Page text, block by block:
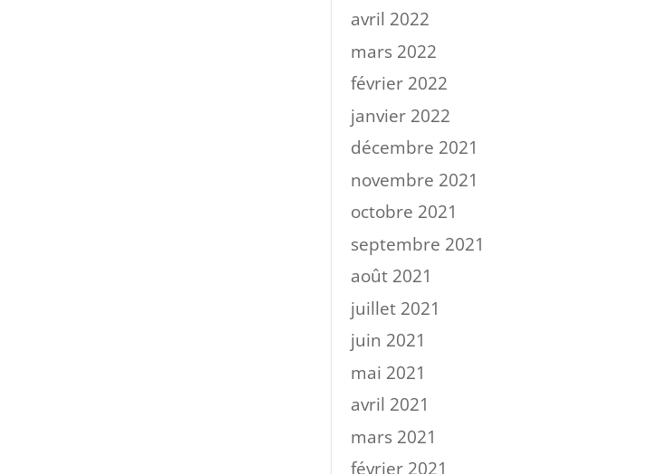
avril 2022
mars 2022
février 2022
janvier 2022
décembre 2021
novembre 2021
octobre 2021
septembre 2021
août 2021
juillet 2021
juin 2021
mai 2021
avril 2021
mars 2021
février 2021